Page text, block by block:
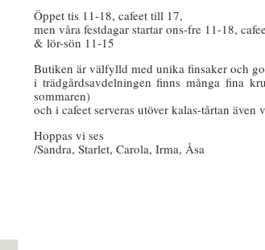
Öppet tis 11-18, cafeet till 17,
men våra festdagar startar ons-fre 11-18,
& lör-sön 11-15
Butiken är välfylld med unika finsaker och
i trädgårdsavdelningen finns många fina
sommaren)
och i cafeet serveras utöver kalas-tårtan även
Hoppas vi ses
/Sandra, Starlet, Carola, Irma, Åsa